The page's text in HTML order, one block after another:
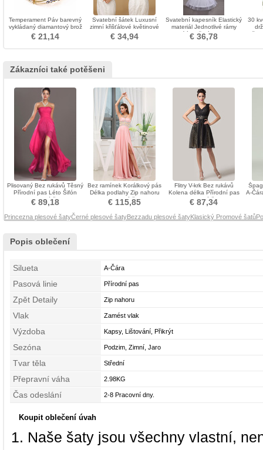
Temperament Páv barevný
vykládaný diamantový brož
€ 21,14
Svatební šátek Luxusní
zimní křišťálové květinové
borovice
€ 34,94
Svatební kapesník Elastický
materiál Jednotlivé rámy
Bílá mořská panna
Spandex
€ 36,78
30
Zákazníci také potěšeni
Plisovaný Bez rukávů Těsný
Přírodní pas Léto Šifón
Promové šaty
€ 89,18
Bez ramínek Korálkový pás
Délka podlahy Zip nahoru
Promové šaty
€ 115,85
Flitry V-krk Bez rukávů
Kolena délka Přírodní pas
Promové šaty
€ 87,34
A-
Princezna plesové šatyČerné plesové šatyBezzadu plesové šatyKlasický Promové šatů
Popis oblečení
Silueta A-Čára
Pasová linie Přírodní pas
Zpět Detaily Zip nahoru
Vlak Zamést vlak
Výzdoba Kapsy, Lištování, Přikrýt
Sezóna Podzim, Zimní, Jaro
Tvar těla Střední
Přepravní váha 2.98KG
Čas odeslání 2-8 Pracovní dny.
Koupit oblečení úvah
Naše šaty jsou všechny vlastní,